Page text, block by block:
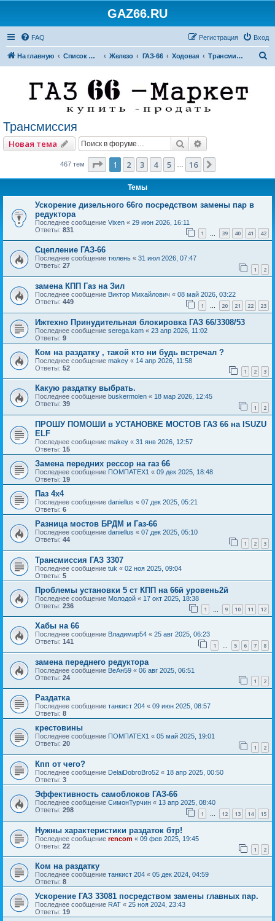
GAZ66.RU
FAQ Вход
Регистрация
На главную Список форумов Железо ГАЗ-66 Ходовая Трансмиссия
Трансмиссия
Новая тема Поиск
467 тем Страница из 16
1 2 3 4 5 16
Темы
Ускорение дизельного 66го посредством замены пар в
редуктора
Последнее сообщение Vixen « 29 июн 2026, 16:11
Ответы: 831 1 39 40 41 42
Сцепление ГАЗ-66
Последнее сообщение тюлень « 31 июл 2026, 07:47
Ответы: 27 1 2
замена КПП Газ на Зил
Последнее сообщение Виктор Михайлович « 08 май 2026, 03:22
Ответы: 449 1 … 20 21 22 23
Ижтехно Принудительная блокировка ГАЗ 66/3308/53
Последнее сообщение serega.kam « 23 апр 2026, 11:02
Ответы: 9
Ком на раздатку , такой кто ни будь встречал ?
Последнее сообщение makey « 14 апр 2026, 11:58
Ответы: 52 1 2 3
Какую раздатку выбрать.
Последнее сообщение buskermolen « 18 мар 2026, 12:45
Ответы: 39 1 2
ПРОШУ ПОМОШИ в УСТАНОВКЕ МОСТОВ ГАЗ 66 на ISUZU
ELF
Последнее сообщение makey « 31 янв 2026, 12:57
Ответы: 15
Замена передних рессор на газ 66
Последнее сообщение ПОМПАТЕХ1 « 09 дек 2025, 18:48
Ответы: 19
Паз 4х4
Последнее сообщение daniellus « 07 дек 2025, 05:21
Ответы: 6
Разница мостов БРДМ и Газ-66
Последнее сообщение daniellus « 07 дек 2025, 05:10
Ответы: 44 1 2 3
Трансмиссия ГАЗ 3307
Последнее сообщение tuk « 02 ноя 2025, 09:04
Ответы: 5
Проблемы установки 5 ст КПП на 66й уровень2й
Последнее сообщение Молодой « 17 окт 2025, 18:38
Ответы: 236 1 9 10 11 12
Хабы на 66
Последнее сообщение Владимир54 « 25 авг 2025, 06:23
Ответы: 141 1 … 5 6 7 8
замена переднего редуктора
Последнее сообщение ВеАн59 « 06 авг 2025, 06:51
Ответы: 24 1 2
Раздатка
Последнее сообщение танкист 204 « 09 июн 2025, 08:57
Ответы: 8
крестовины
Последнее сообщение ПОМПАТЕХ1 « 05 май 2025, 19:01
Ответы: 20 1 2
Кпп от чего?
Последнее сообщение DelaiDobroBro52 « 18 апр 2025, 00:50
Ответы: 3
Эффективность самоблоков ГАЗ-66
Последнее сообщение СимонТурчин « 13 апр 2025, 08:40
Ответы: 298 1 … 12 13 14 15
Нужны характеристики раздаток бтр!
Последнее сообщение rencom « 09 фев 2025, 19:45
Ответы: 22 1 2
Ком на раздатку
Последнее сообщение танкист 204 « 05 дек 2024, 04:59
Ответы: 8
Ускорение ГАЗ 33081 посредством замены главных пар.
Последнее сообщение RAT « 25 ноя 2024, 23:43
Ответы: 19